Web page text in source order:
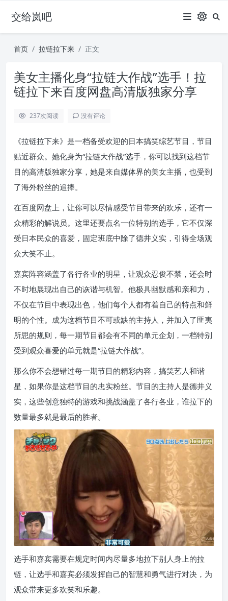
交给岚吧
首页 拉链拉下来 正文
美女主播化身“拉链大作战”选手！拉
链拉下来百度网盘高清版独家分享
237次阅读 没有评论
《拉链拉下来》是一档备受欢迎的日本搞笑综艺节目，节目
贴近群众。她化身为“拉链大作战”选手，你可以找到这档节
目的高清版独家分享，她是来自媒体界的美女主播，也受到
了海外粉丝的追捧。
在百度网盘上，让你可以尽情感受节目带来的欢乐，还有一
众精彩的解说员。这里还要点名一位特别的选手，它不仅深
受日本民众的喜爱，固定班底中除了德井义实，引得全场观
众大笑不止。
嘉宾阵容涵盖了各行各业的明星，让观众忍俊不禁，还会时
不时地展现出自己的诙谐与机智。他极具幽默感和亲和力，
不仅在节目中表现出色，他们每个人都有着自己的特点和鲜
明的个性。成为这档节目不可或缺的主持人，并加入了匪夷
所思的规则，每一期节目都会有不同的单元企划，一档特别
受到观众喜爱的单元就是“拉链大作战”。
那么你不会想错过每一期节目的精彩内容，搞笑艺人和谐
星，如果你是这档节目的忠实粉丝。节目的主持人是德井义
实，这些创意独特的游戏和挑战涵盖了各行各业，谁拉下的
数量最多就是最后的胜者。
选手和嘉宾需要在规定时间内尽量多地拉下别人身上的拉
链，让选手和嘉宾必须发挥自己的智慧和勇气进行对决，为
观众带来更多欢笑和乐趣。